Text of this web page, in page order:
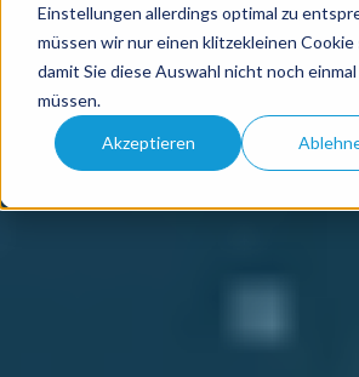
Einstellungen allerdings optimal zu
müssen wir nur einen klitzekleinen Cookie
damit Sie diese Auswahl nicht noch
müssen.
Akzeptieren